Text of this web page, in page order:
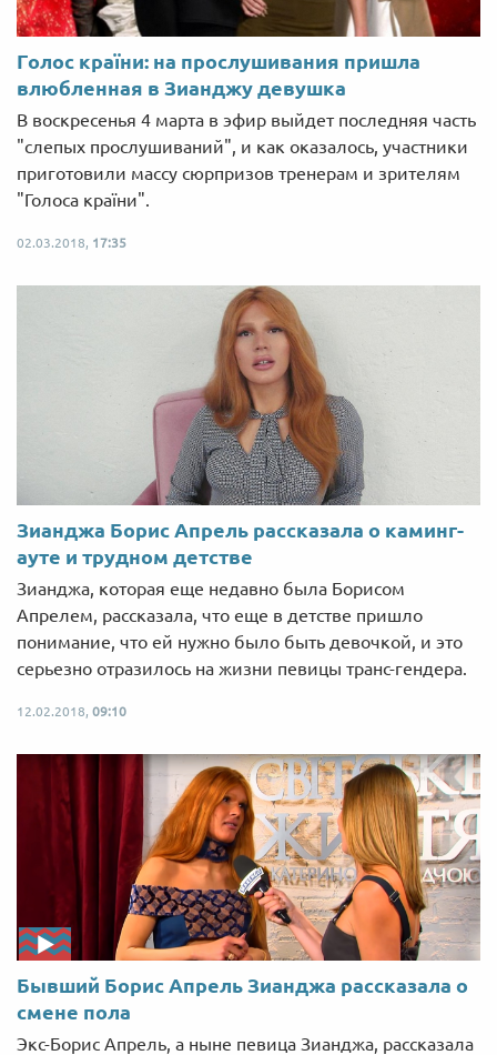
Голос країни: на прослушивания пришла
влюбленная в Зианджу девушка
В воскресенья 4 марта в эфир выйдет последняя часть
"слепых прослушиваний", и как оказалось, участники
приготовили массу сюрпризов тренерам и зрителям
"Голоса країни".
02.03.2018, 17:35
Зианджа Борис Апрель рассказала о каминг-
ауте и трудном детстве
Зианджа, которая еще недавно была Борисом
Апрелем, рассказала, что еще в детстве пришло
понимание, что ей нужно было быть девочкой, и это
серьезно отразилось на жизни певицы транс-гендера.
12.02.2018, 09:10
Бывший Борис Апрель Зианджа рассказала о
смене пола
Экс-Борис Апрель, а ныне певица Зианджа, рассказала